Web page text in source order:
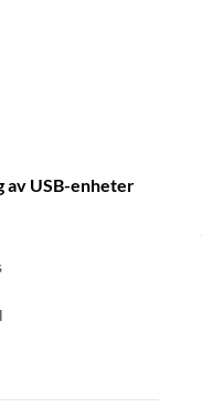
av USB-enheter